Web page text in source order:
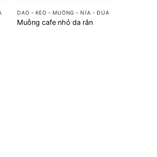
DAO - KÉO - MUỖNG - NĨA - ĐŨA
Muỗng cafe nhỏ da rắn